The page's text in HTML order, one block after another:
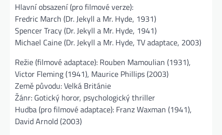
Hlavní obsazení (pro filmové verze):
Fredric March (Dr. Jekyll a Mr. Hyde, 1931)
Spencer Tracy (Dr. Jekyll a Mr. Hyde, 1941)
Michael Caine (Dr. Jekyll a Mr. Hyde, TV adaptace, 2003)
Režie (filmové adaptace): Rouben Mamoulian (1931),
Victor Fleming (1941), Maurice Phillips (2003)
Země původu: Velká Británie
Žánr: Gotický horor, psychologický thriller
Hudba (pro filmové adaptace): Franz Waxman (1941),
David Arnold (2003)